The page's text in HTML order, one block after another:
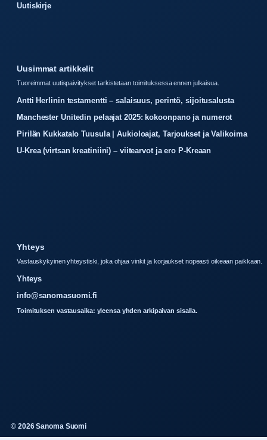
Uutiskirje
Uusimmat artikkelit
Tuoreimmat uutispaivitykset tarkistetaan toimituksessa ennen julkaisua.
Antti Herlinin testamentti – salaisuus, perintö, sijoitusalusta
Manchester Unitedin pelaajat 2025: kokoonpano ja numerot
Pirilän Kukkatalo Tuusula | Aukioloajat, Tarjoukset ja Valikoima
U-Krea (virtsan kreatiniini) – viitearvot ja ero P-Kreaan
Yhteys
Vastauskykyinen yhteystiski, joka ohjaa vinkit ja korjaukset nopeasti oikeaan paikkaan.
Yhteys
info@sanomasuomi.fi
Toimituksen vastausaika: yleensa yhden arkipaivan sisalla.
© 2026 Sanoma Suomi